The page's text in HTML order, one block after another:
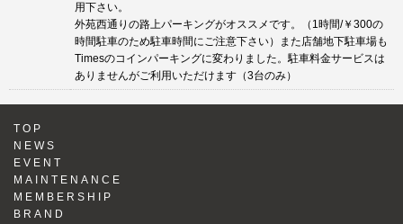
用下さい。
外苑西通りの路上パーキングがオススメです。（1時間/￥300の
時間駐車のため駐車時間にご注意下さい）また店舗地下駐車場も
Timesのコインパーキングに変わりました。駐車料金サービスは
ありませんがご利用いただけます（3台のみ）
TOP
NEWS
EVENT
MAINTENANCE
MEMBERSHIP
BRAND